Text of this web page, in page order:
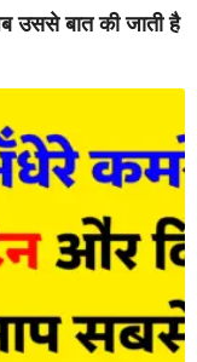
उससे बात की जाती है